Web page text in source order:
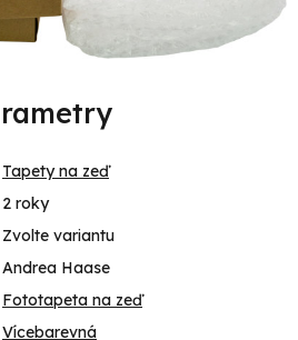
Tapety na zeď
2 roky
Zvolte variantu
Andrea Haase
Fototapeta na zeď
Vícebarevná